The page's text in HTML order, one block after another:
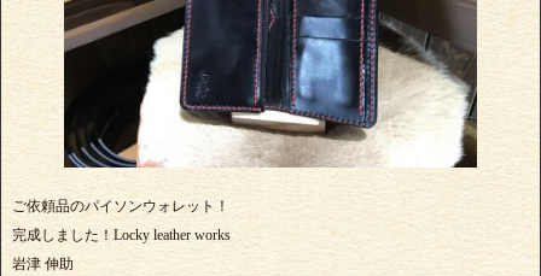
ご依頼品のパイソンウォレット！
完成しました！Locky leather works
岩津 伸助